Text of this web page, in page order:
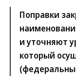
Поправки
и уточняют
который